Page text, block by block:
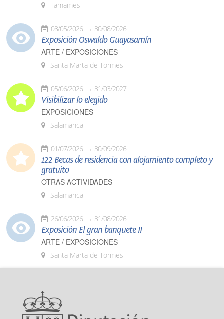
Tamames
08/05/2026 30/08/2026
Exposición Oswaldo Guayasamín
ARTE / EXPOSICIONES
Santa Marta de Tormes
05/06/2026 31/03/2027
Visibilizar lo elegido
EXPOSICIONES
Salamanca
01/07/2026 30/09/2026
122 Becas de residencia con alojamiento completo y
gratuito
OTRAS ACTIVIDADES
Salamanca
26/06/2026 31/08/2026
Exposición El gran banquete II
ARTE / EXPOSICIONES
Santa Marta de Tormes